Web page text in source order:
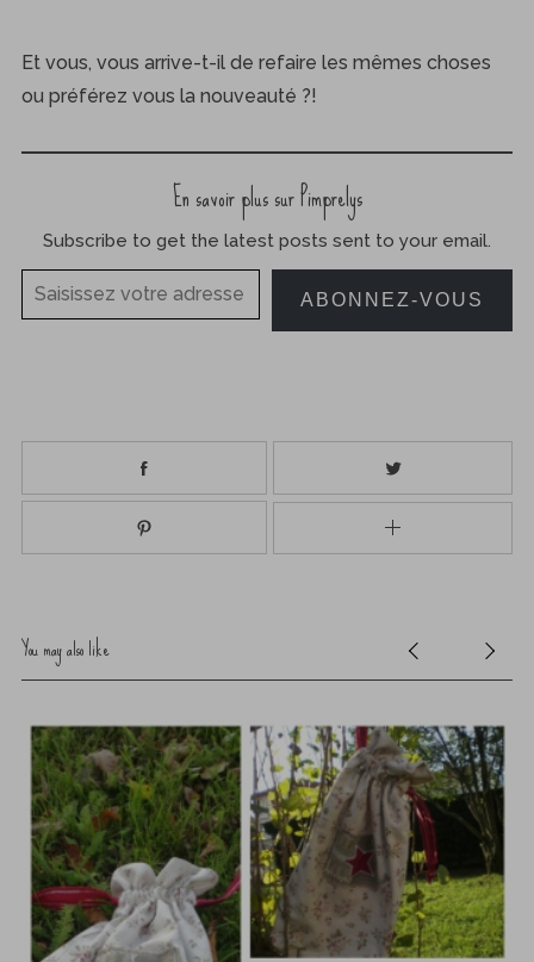
Et vous, vous arrive-t-il de refaire les mêmes choses
ou préférez vous la nouveauté ?!
En savoir plus sur Pimprelys
Subscribe to get the latest posts sent to your email.
Saisissez votre adresse e-mail…
ABONNEZ-VOUS
You may also like